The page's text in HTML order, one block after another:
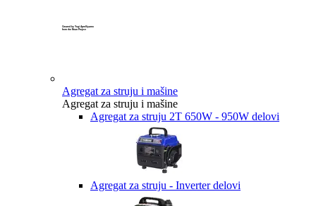
Created by Yogi Aprelliyanto
from the Noun Project
Agregat za struju i mašine
Agregat za struju i mašine
Agregat za struju 2T 650W - 950W delovi
Agregat za struju - Inverter delovi